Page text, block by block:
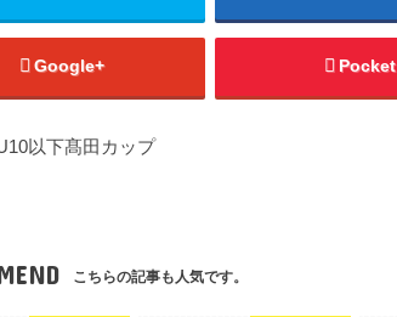
Google+ Pocket
以下髙田カップ
こちらの記事も人気です。